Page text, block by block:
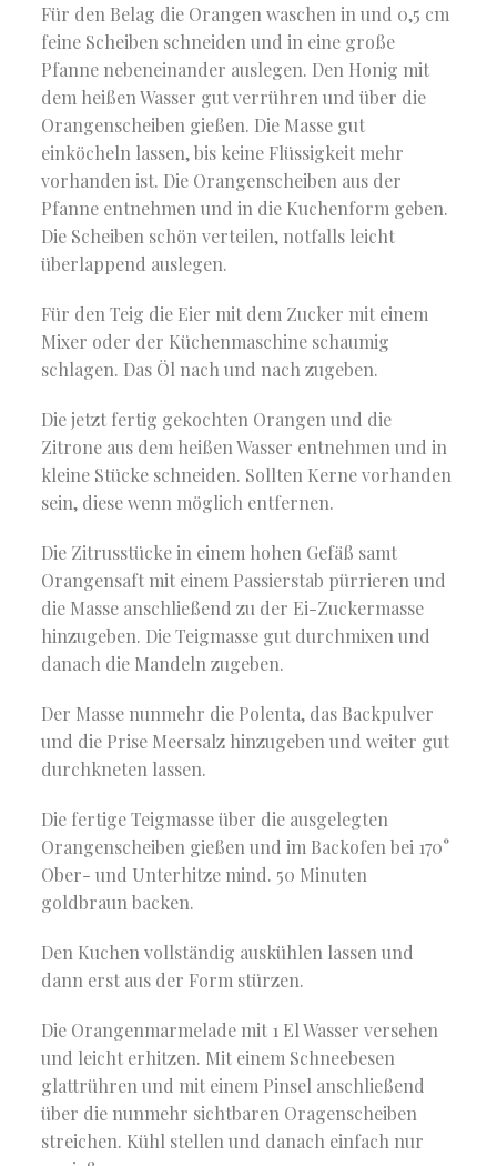
Für den Belag die Orangen waschen in und 0,5 cm
feine Scheiben schneiden und in eine große
Pfanne nebeneinander auslegen. Den Honig mit
dem heißen Wasser gut verrühren und über die
Orangenscheiben gießen. Die Masse gut
einköcheln lassen, bis keine Flüssigkeit mehr
vorhanden ist. Die Orangenscheiben aus der
Pfanne entnehmen und in die Kuchenform geben.
Die Scheiben schön verteilen, notfalls leicht
überlappend auslegen.
Für den Teig die Eier mit dem Zucker mit einem
Mixer oder der Küchenmaschine schaumig
schlagen. Das Öl nach und nach zugeben.
Die jetzt fertig gekochten Orangen und die
Zitrone aus dem heißen Wasser entnehmen und in
kleine Stücke schneiden. Sollten Kerne vorhanden
sein, diese wenn möglich entfernen.
Die Zitrusstücke in einem hohen Gefäß samt
Orangensaft mit einem Passierstab pürrieren und
die Masse anschließend zu der Ei-Zuckermasse
hinzugeben. Die Teigmasse gut durchmixen und
danach die Mandeln zugeben.
Der Masse nunmehr die Polenta, das Backpulver
und die Prise Meersalz hinzugeben und weiter gut
durchkneten lassen.
Die fertige Teigmasse über die ausgelegten
Orangenscheiben gießen und im Backofen bei 170°
Ober- und Unterhitze mind. 50 Minuten
goldbraun backen.
Den Kuchen vollständig auskühlen lassen und
dann erst aus der Form stürzen.
Die Orangenmarmelade mit 1 El Wasser versehen
und leicht erhitzen. Mit einem Schneebesen
glattrühren und mit einem Pinsel anschließend
über die nunmehr sichtbaren Oragenscheiben
streichen. Kühl stellen und danach einfach nur